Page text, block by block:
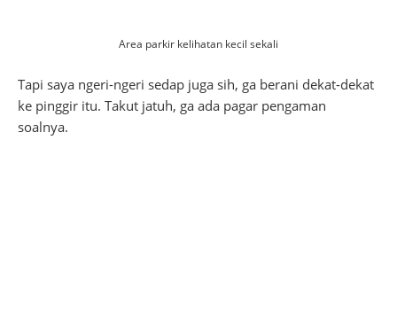
Area parkir kelihatan kecil sekali
Tapi saya ngeri-ngeri sedap juga sih, ga berani dekat-dekat
ke pinggir itu. Takut jatuh, ga ada pagar pengaman
soalnya.